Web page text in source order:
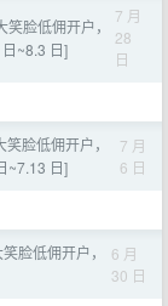
笑脸低佣开户，
~8.3 日]
7 月
28
日
脸低佣开户，
~7.13 日]
7 月
6 日
脸低佣开户，
6 月
30 日